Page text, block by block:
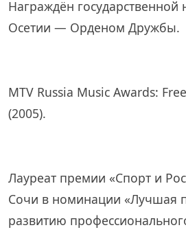
Награждён
Осетии — Орденом Дружбы.
MTV Russia Music Awards:
(2005).
Лауреат премии «Спорт и
Сочи в номинации «Лучшая
развитию